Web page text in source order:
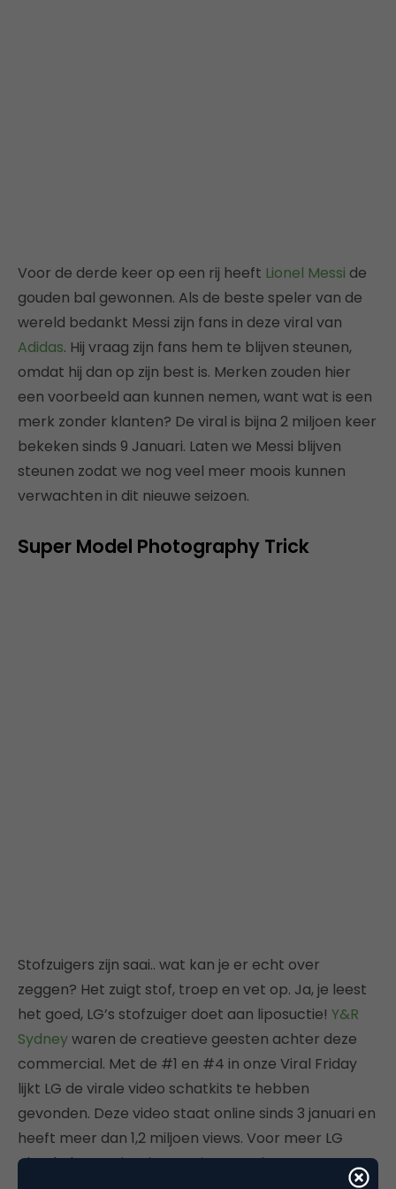
Voor de derde keer op een rij heeft Lionel Messi de
gouden bal gewonnen. Als de beste speler van de
wereld bedankt Messi zijn fans in deze viral van
Adidas. Hij vraag zijn fans hem te blijven steunen,
omdat hij dan op zijn best is. Merken zouden hier
een voorbeeld aan kunnen nemen, want wat is een
merk zonder klanten? De viral is bijna 2 miljoen keer
bekeken sinds 9 Januari. Laten we Messi blijven
steunen zodat we nog veel meer moois kunnen
verwachten in dit nieuwe seizoen.
Super Model Photography Trick
Stofzuigers zijn saai.. wat kan je er echt over
zeggen? Het zuigt stof, troep en vet op. Ja, je leest
het goed, LG’s stofzuiger doet aan liposuctie! Y&R
Sydneywaren de creatieve geesten achter deze
commercial. Met de #1 en #4 in onze Viral Friday
lijkt LG de virale video schatkits te hebben
gevonden. Deze video staat online sinds 3 januari en
heeft meer dan 1,2 miljoen views. Voor meer LG
check deFacebookenTwitterpagina’s.